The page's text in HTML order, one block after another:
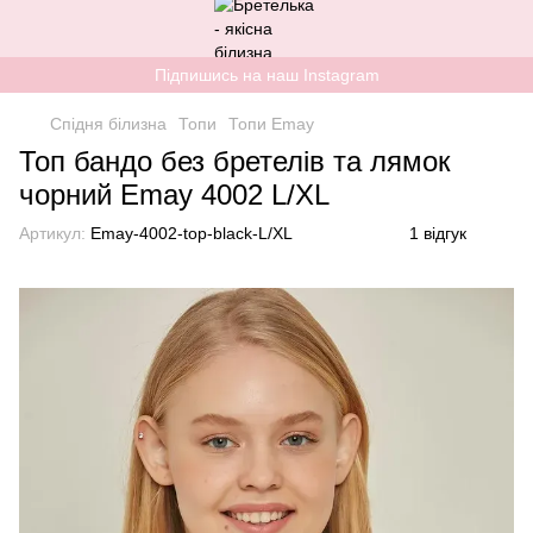
Підпишись на наш Instagram
Спідня білизна Топи Топи Emay
Топ бандо без бретелів та лямок
чорний Emay 4002 L/XL
Артикул: Emay-4002-top-black-L/XL 1 відгук